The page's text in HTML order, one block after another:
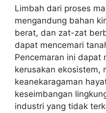
Limbah dari proses
mengandung bahan
berat, dan zat-zat
dapat mencemari
Pencemaran ini dapat
kerusakan ekosistem,
keanekaragaman
keseimbangan
industri yang tidak